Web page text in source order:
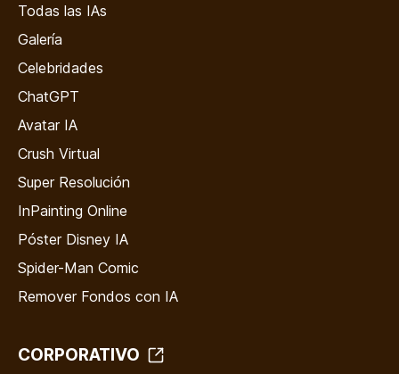
Todas las IAs
Galería
Celebridades
ChatGPT
Avatar IA
Crush Virtual
Super Resolución
InPainting Online
Póster Disney IA
Spider-Man Comic
Remover Fondos con IA
CORPORATIVO